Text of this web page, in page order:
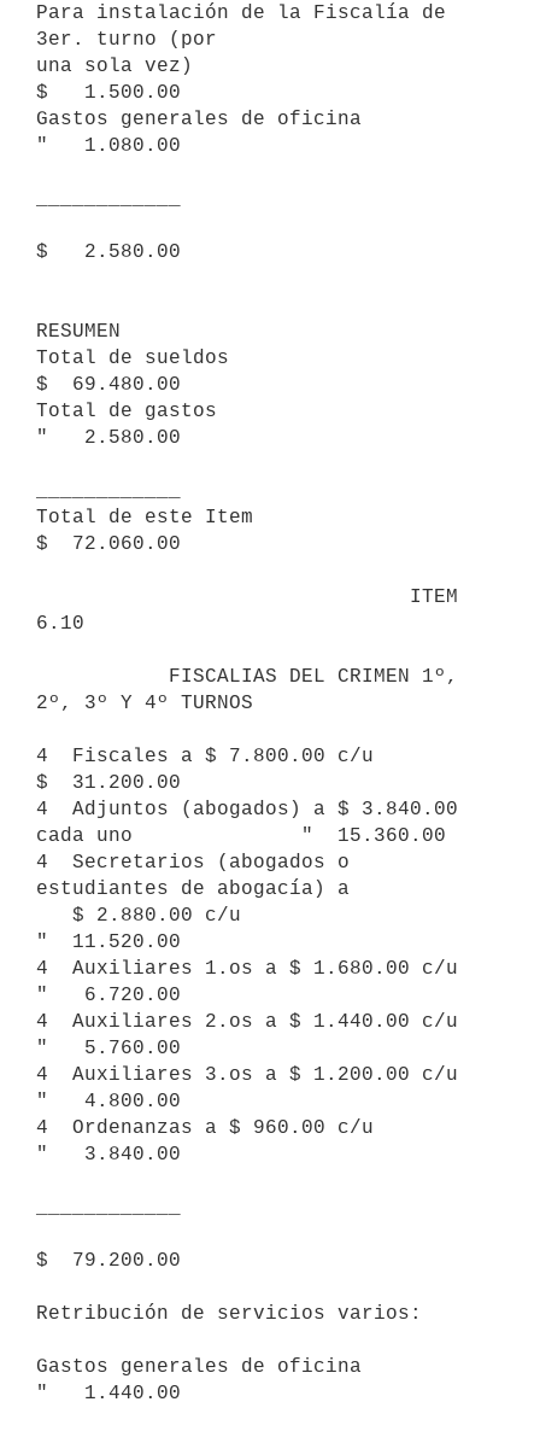
Para instalación de la Fiscalía de
3er. turno (por
una sola vez)
$   1.500.00
Gastos generales de oficina
"   1.080.00
$   2.580.00
RESUMEN
Total de sueldos
$  69.480.00
Total de gastos
"   2.580.00
Total de este Item
$  72.060.00
6.10
2º, 3º Y 4º TURNOS
4  Fiscales a $ 7.800.00 c/u
$  31.200.00
4  Adjuntos (abogados) a $ 3.840.00
cada uno              "  15.360.00
4  Secretarios (abogados o
estudiantes de abogacía) a
"  11.520.00
4  Auxiliares 1.os a $ 1.680.00 c/u
"   6.720.00
4  Auxiliares 2.os a $ 1.440.00 c/u
"   5.760.00
4  Auxiliares 3.os a $ 1.200.00 c/u
"   4.800.00
4  Ordenanzas a $ 960.00 c/u
"   3.840.00
$  79.200.00
Retribución de servicios varios:
Gastos generales de oficina
"   1.440.00